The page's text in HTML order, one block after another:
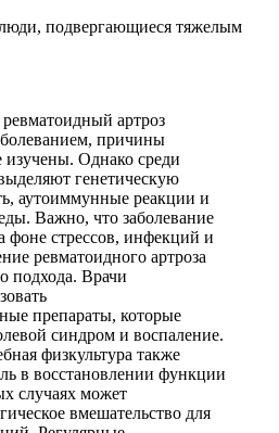
подвергающиеся тяжелым
артроз
причины
изучены. Однако среди
генетическую
аутоиммунные реакции и
Важно, что заболевание
фоне стрессов, инфекций и
ревматоидного артроза
подхода. Врачи
препараты, которые
синдром и воспаление.
физкультура также
в восстановлении функции
случаях может
вмешательство для